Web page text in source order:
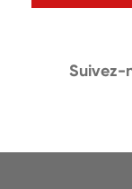
Suivez-